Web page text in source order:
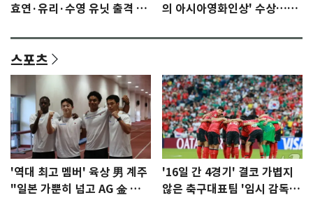
효연·유리·수영 유닛 출격 [N
의 아시아영화인상' 수상…15
스포츠
'역대 최고 멤버' 육상 男 계주
"일본 가뿐히 넘고 AG 金 따겠
'16일 간 4경기' 결코 가볍지
않은 축구대표팀 '임시 감독'